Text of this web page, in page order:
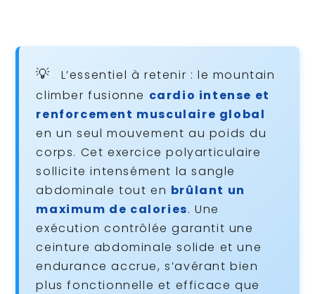
L’essentiel à retenir : le mountain
climber fusionne cardio intense et
renforcement musculaire global
en un seul mouvement au poids du
corps. Cet exercice polyarticulaire
sollicite intensément la sangle
abdominale tout en brûlant un
maximum de calories. Une
exécution contrôlée garantit une
ceinture abdominale solide et une
endurance accrue, s’avérant bien
plus fonctionnelle et efficace que